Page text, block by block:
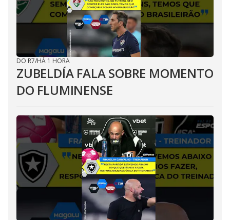
DO R7/HÁ 1 HORA
ZUBELDÍA FALA SOBRE MOMENTO
DO FLUMINENSE